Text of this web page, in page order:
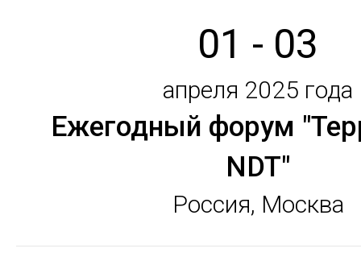
01 - 03
апреля 2025 года
Ежегодный форум
NDT"
Россия, Москва